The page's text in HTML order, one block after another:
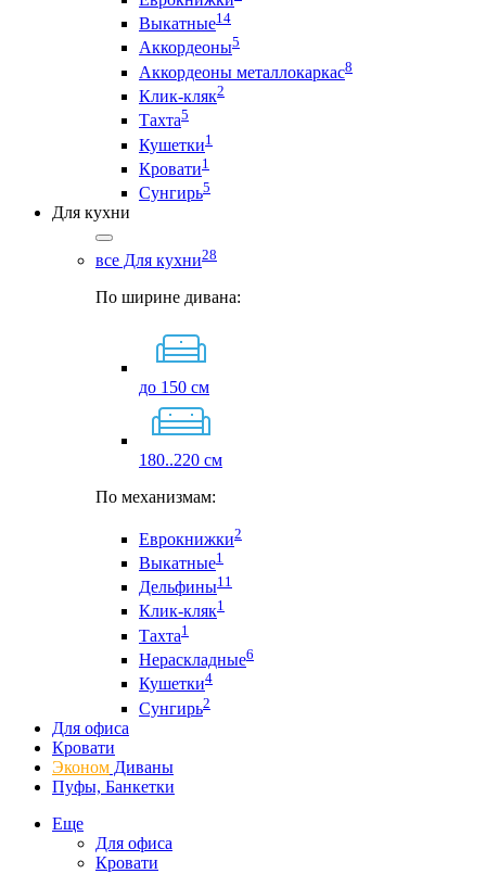
Выкатные14
Аккордеоны5
Аккордеоны металлокаркас8
Клик-кляк2
Тахта5
Кушетки1
Кровати1
Сунгирь5
Для кухни
все Для кухни28
По ширине дивана:
до 150 см
180..220 см
По механизмам:
Еврокнижки2
Выкатные1
Дельфины11
Клик-кляк1
Тахта1
Нераскладные6
Кушетки4
Сунгирь2
Для офиса
Кровати
Эконом Диваны
Пуфы, Банкетки
Еще
Для офиса
Кровати